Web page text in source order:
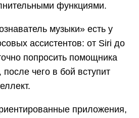
функциями.
музыки» есть у
ассистентов: от Siri до
попросить помощника
чего в бой вступит
приложения,